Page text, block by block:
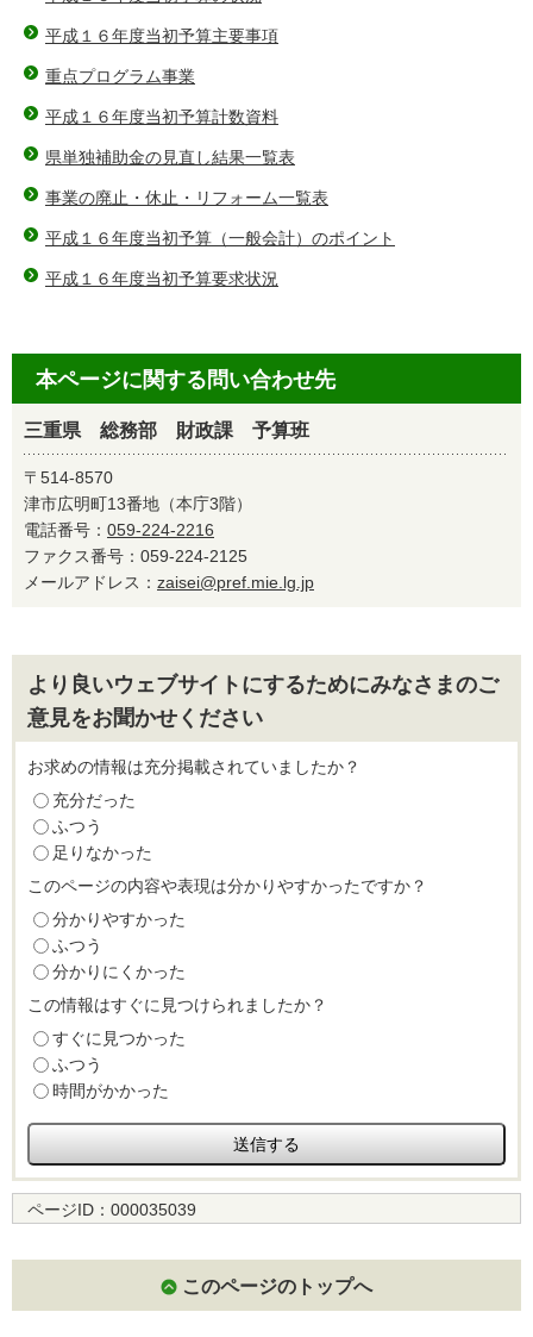
平成１６年度当初予算主要事項
重点プログラム事業
平成１６年度当初予算計数資料
県単独補助金の見直し結果一覧表
事業の廃止・休止・リフォーム一覧表
平成１６年度当初予算（一般会計）のポイント
平成１６年度当初予算要求状況
本ページに関する問い合わせ先
三重県 総務部 財政課 予算班
〒514-8570
津市広明町13番地（本庁3階）
電話番号： 059-224-2216
ファクス番号：059-224-2125
メールアドレス： zaisei@pref.mie.lg.jp
より良いウェブサイトにするためにみなさまのご
意見をお聞かせください
お求めの情報は充分掲載されていましたか？
充分だった
ふつう
足りなかった
このページの内容や表現は分かりやすかったですか？
分かりやすかった
ふつう
分かりにくかった
この情報はすぐに見つけられましたか？
すぐに見つかった
ふつう
時間がかかった
ページID： 000035039
このページのトップへ